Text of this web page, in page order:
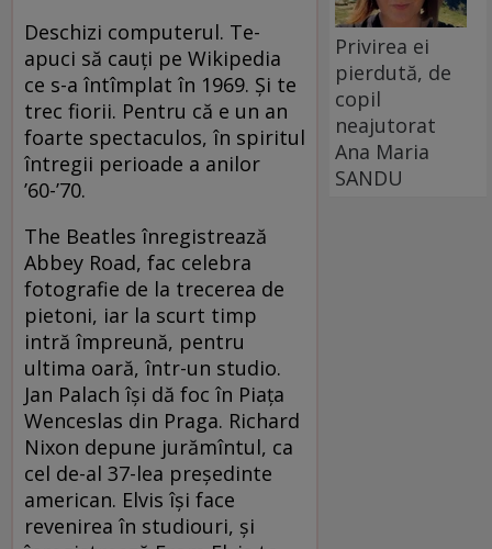
Deschizi computerul. Te-
apuci să cauți pe Wikipedia
ce s-a întîmplat în 1969. Și te
trec fiorii. Pentru că e un an
foarte spectaculos, în spiritul
întregii perioade a anilor
’60-’70.
The Beatles înregistrează
Abbey Road, fac celebra
fotografie de la trecerea de
pietoni, iar la scurt timp
intră împreună, pentru
ultima oară, într-un studio.
Jan Palach își dă foc în Piața
Wenceslas din Praga. Richard
Nixon depune jurămîntul, ca
cel de-al 37-lea președinte
american. Elvis își face
revenirea în studiouri, și
Privirea ei
pierdută, de
copil
neajutorat
Ana Maria
SANDU